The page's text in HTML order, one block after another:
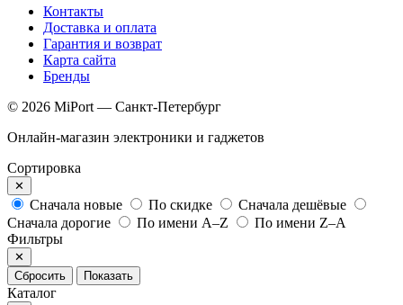
Контакты
Доставка и оплата
Гарантия и возврат
Карта сайта
Бренды
© 2026 MiPort — Санкт-Петербург
Онлайн-магазин электроники и гаджетов
Сортировка
✕
Сначала новые По скидке
Сначала дешёвые
Сначала дорогие
По имени A–Z
По имени Z–A
Фильтры
✕
Сбросить
Показать
Каталог